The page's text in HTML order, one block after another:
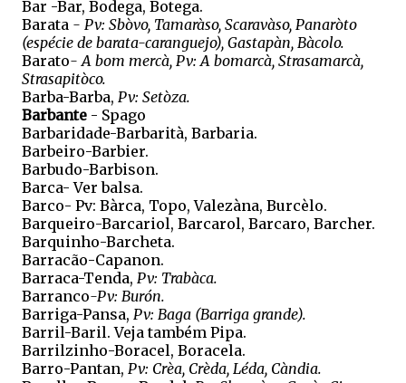
Bar -Bar, Bodega, Botega.
Barata - Pv: Sbòvo, Tamaràso, Scaravàso, Panaròto
(espécie de barata-caranguejo), Gastapàn, Bàcolo.
Barato- A bom mercà, Pv: A bomarcà, Strasamarcà,
Strasapitòco.
Barba-Barba, Pv: Setòza.
Barbante - Spago
Barbaridade-Barbarità, Barbaria.
Barbeiro-Barbier.
Barbudo-Barbison.
Barca- Ver balsa.
Barco- Pv: Bàrca, Topo, Valezàna, Burcèlo.
Barqueiro-Barcariol, Barcarol, Barcaro, Barcher.
Barquinho-Barcheta.
Barracão-Capanon.
Barraca-Tenda, Pv: Trabàca.
Barranco-Pv: Burón.
Barriga-Pansa, Pv: Baga (Barriga grande).
Barril-Baril. Veja também Pipa.
Barrilzinho-Boracel, Boracela.
Barro-Pantan, Pv: Crèa, Crèda, Léda, Càndia.